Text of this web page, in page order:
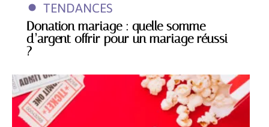
TENDANCES
Donation mariage : quelle somme
d’argent offrir pour un mariage réussi
?